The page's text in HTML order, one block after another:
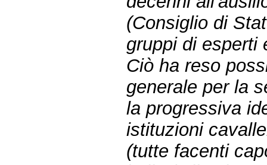
(Consiglio di
gruppi di esperti
Ciò ha reso
generale per la
la progressiva
istituzioni
(tutte facenti